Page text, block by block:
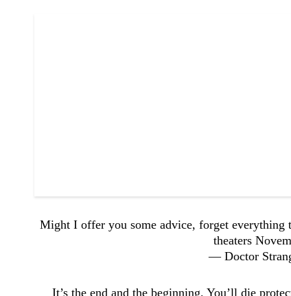
Might I offer you some advice, forget
theaters
— Doctor
It’s the end and the beginning. You’ll die